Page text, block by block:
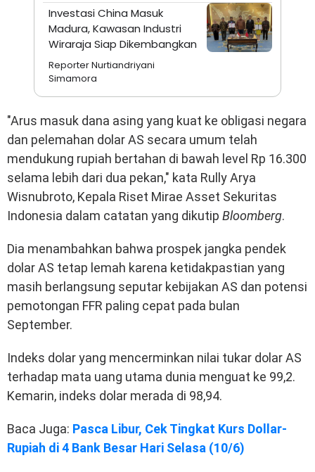
Investasi China Masuk
Madura, Kawasan Industri
Wiraraja Siap Dikembangkan
Reporter Nurtiandriyani
Simamora
"Arus masuk dana asing yang kuat ke obligasi negara
dan pelemahan dolar AS secara umum telah
mendukung rupiah bertahan di bawah level Rp 16.300
selama lebih dari dua pekan," kata Rully Arya
Wisnubroto, Kepala Riset Mirae Asset Sekuritas
Indonesia dalam catatan yang dikutip Bloomberg.
Dia menambahkan bahwa prospek jangka pendek
dolar AS tetap lemah karena ketidakpastian yang
masih berlangsung seputar kebijakan AS dan potensi
pemotongan FFR paling cepat pada bulan
September.
Indeks dolar yang mencerminkan nilai tukar dolar AS
terhadap mata uang utama dunia menguat ke 99,2.
Kemarin, indeks dolar merada di 98,94.
Baca Juga: Pasca Libur, Cek Tingkat Kurs Dollar-
Rupiah di 4 Bank Besar Hari Selasa (10/6)